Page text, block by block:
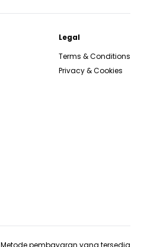
Legal
Terms & Conditions
Privacy & Cookies
Metode pembayaran yang tersedia